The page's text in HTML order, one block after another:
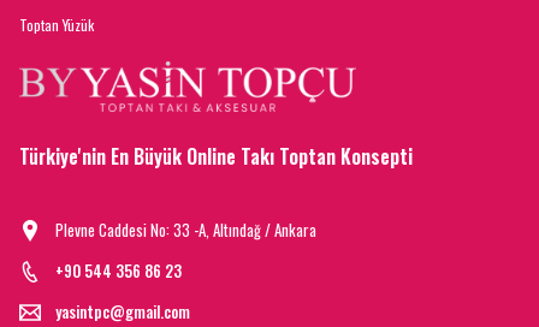
Toptan Yüzük
Türkiye'nin En Büyük Online Takı Toptan Konsepti
Plevne Caddesi No: 33 -A, Altındağ / Ankara
+90 544 356 86 23
yasintpc@gmail.com